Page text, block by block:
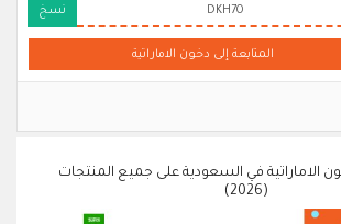
DKH70 نسخ
المتابعة إلى دخون الاماراتية
الاماراتية في السعودية على جميع المنتجات
(2026)